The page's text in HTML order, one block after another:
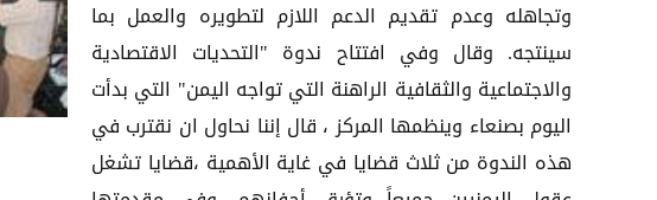
وتجاهله وعدم تقديم الدعم اللازم لتطويره والعمل بما
سينتجه. وقال وفي افتتاح ندوة "التحديات الاقتصادية
والاجتماعية والثقافية الراهنة التي تواجه اليمن" التي بدأت
اليوم بصنعاء وينظمها المركز ، قال إننا نحاول ان نقترب في
هذه الندوة من ثلاث قضايا في غاية الأهمية ،قضايا تشغل